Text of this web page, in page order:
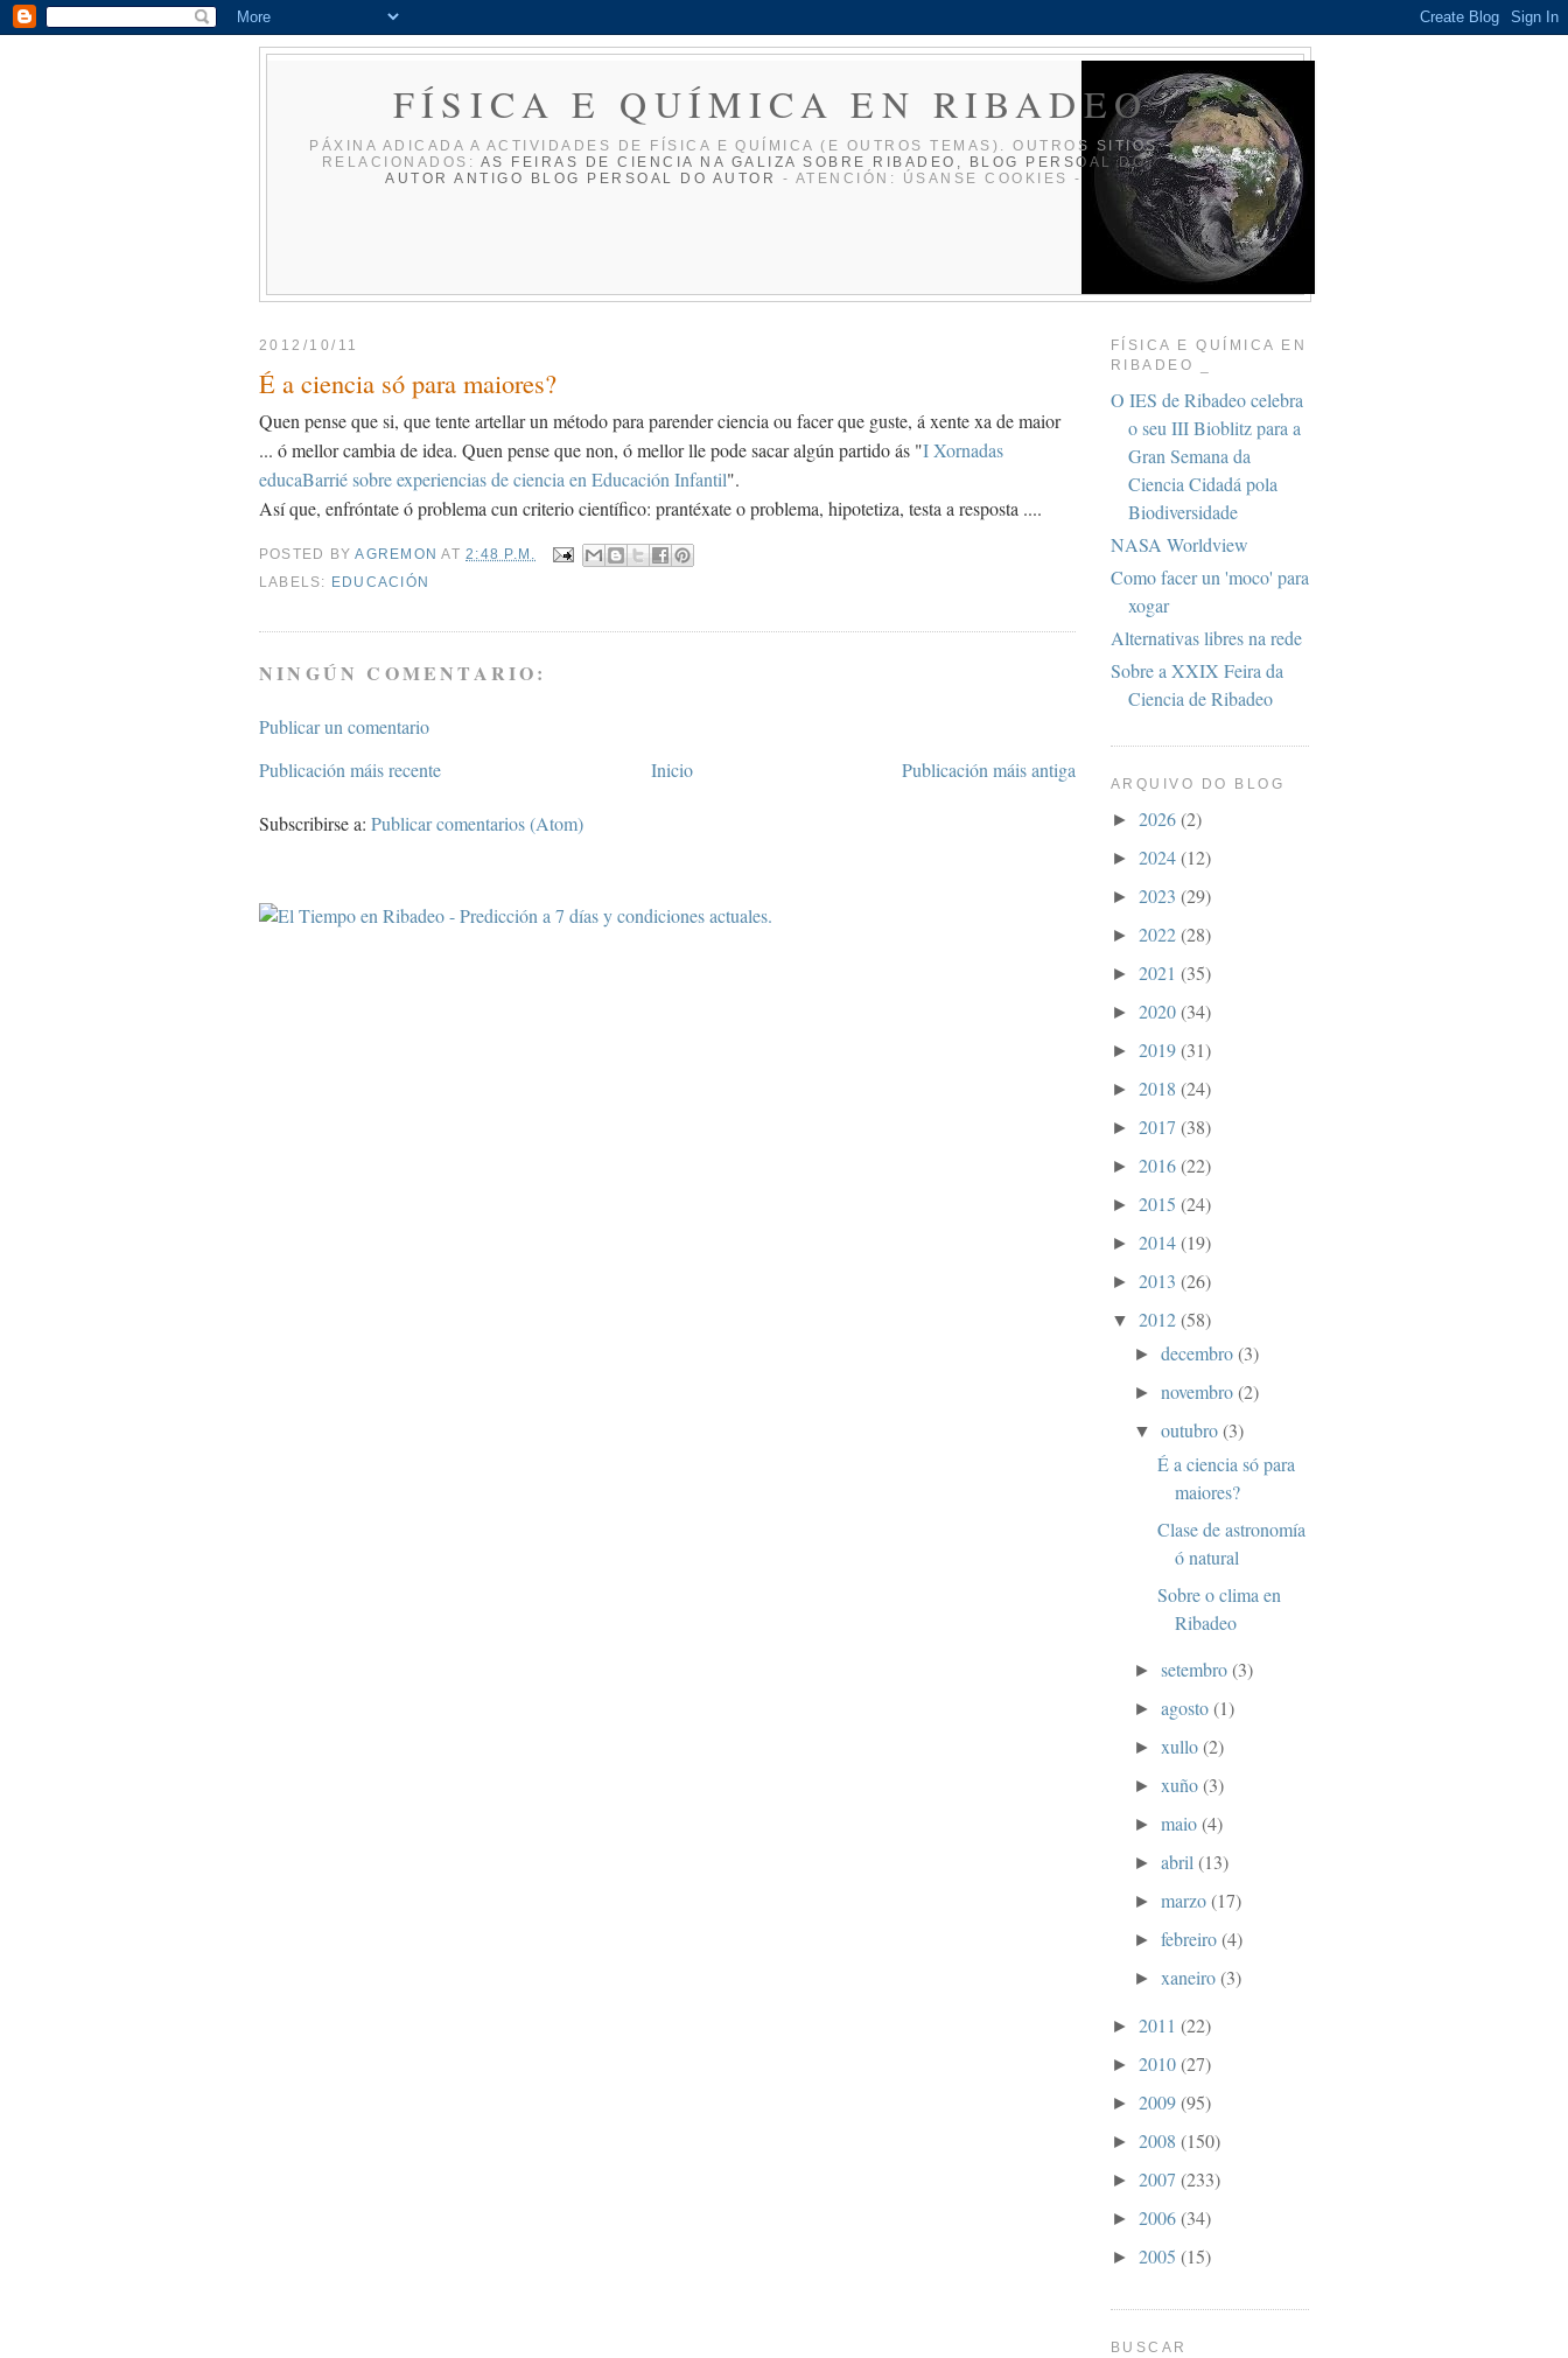
FÍSICA E QUÍMICA EN RIBADEO _
PÁXINA ADICADA A ACTIVIDADES DE FÍ­SICA E QUÍ­MICA (E OUTROS TEMAS). OUTROS SITIOS
RELACIONADOS: AS FEIRAS DE CIENCIA NA GALIZA SOBRE RIBADEO, BLOG PERSOAL DO
AUTOR ANTIGO BLOG PERSOAL DO AUTOR - ATENCIÓN: ÚSANSE COOKIES -
2012/10/11
É a ciencia só para maiores?
Quen pense que si, que tente artellar un método para parender ciencia ou facer que guste, á xente xa de maior
... ó mellor cambia de idea. Quen pense que non, ó mellor lle pode sacar algún partido ás "I Xornadas
educaBarrié sobre experiencias de ciencia en Educación Infantil".
Así que, enfróntate ó problema cun criterio científico: prantéxate o problema, hipotetiza, testa a resposta ....
POSTED BYAGREMONAT2:48 P.M.
LABELS: EDUCACIÓN
NINGÚN COMENTARIO:
Publicar un comentario
Publicación máis recente
Publicación máis antiga
Inicio
Subscribirse a: Publicar comentarios (Atom)
FÍSICA E QUÍMICA EN
RIBADEO _
O IES de Ribadeo celebra
o seu III Bioblitz para a
Gran Semana da
Ciencia Cidadá pola
Biodiversidade
NASA Worldview
Como facer un 'moco' para
xogar
Alternativas libres na rede
Sobre a XXIX Feira da
Ciencia de Ribadeo
ARQUIVO DO BLOG
► 2026(2)
► 2024(12)
► 2023 (29)
► 2022(28)
► 2021 (35)
► 2020(34)
► 2019(31)
► 2018 (24)
► 2017 (38)
► 2016(22)
► 2015 (24)
► 2014(19)
► 2013 (26)
▼ 2012(58)
►decembro(3)
►novembro(2)
▼outubro(3)
É a ciencia só para
maiores?
Clase de astronomía
ó natural
Sobre o clima en
Ribadeo
►setembro(3)
►agosto(1)
►xullo(2)
►xuño(3)
►maio(4)
►abril(13)
►marzo(17)
►febreiro(4)
►xaneiro(3)
► 2011 (22)
► 2010(27)
► 2009(95)
► 2008 (150)
► 2007 (233)
► 2006(34)
► 2005 (15)
BUSCAR